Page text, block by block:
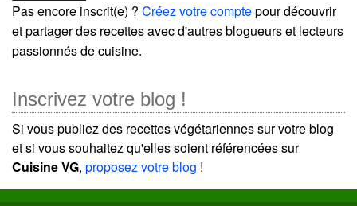
Pas encore inscrit(e) ? Créez votre comptepour découvrir
et partager des recettes avec d'autres blogueurs et lecteurs
passionnés de cuisine.
Inscrivez votre blog !
Si vous publiez des recettes végétariennes sur votre blog
et si vous souhaitez qu'elles soient référencées sur
Cuisine VG, proposez votre blog !